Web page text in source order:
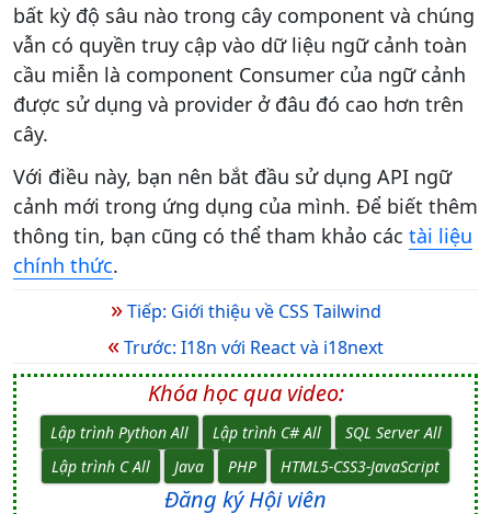
bất kỳ độ sâu nào trong cây component và chúng
vẫn có quyền truy cập vào dữ liệu ngữ cảnh toàn
cầu miễn là component Consumer của ngữ cảnh
được sử dụng và provider ở đâu đó cao hơn trên
cây.
Với điều này, bạn nên bắt đầu sử dụng API ngữ
cảnh mới trong ứng dụng của mình. Để biết thêm
thông tin, bạn cũng có thể tham khảo các tài liệu
chính thức.
»Tiếp: Giới thiệu về CSS Tailwind
«Trước: I18n với React và i18next
Khóa học qua video:
Lập trình Python All Lập trình C# All
SQL Server All
Lập trình C All
Java PHP HTML5-CSS3-JavaScript
Đăng ký Hội viên